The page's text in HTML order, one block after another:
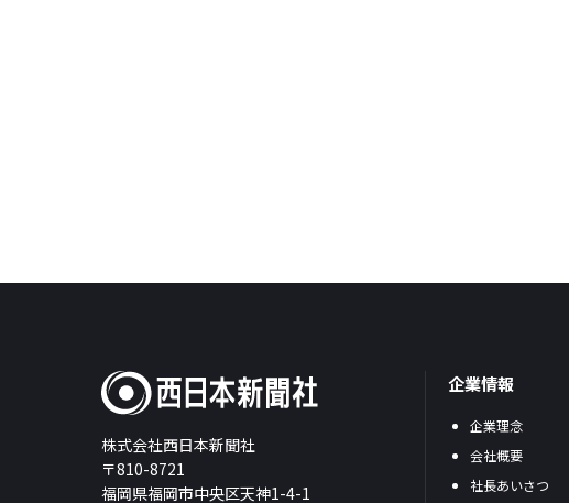
株式会社西日本新聞社
〒810-8721
福岡県福岡市中央区天神1-4-1
企業情報
企業理念
会社概要
社長あいさつ